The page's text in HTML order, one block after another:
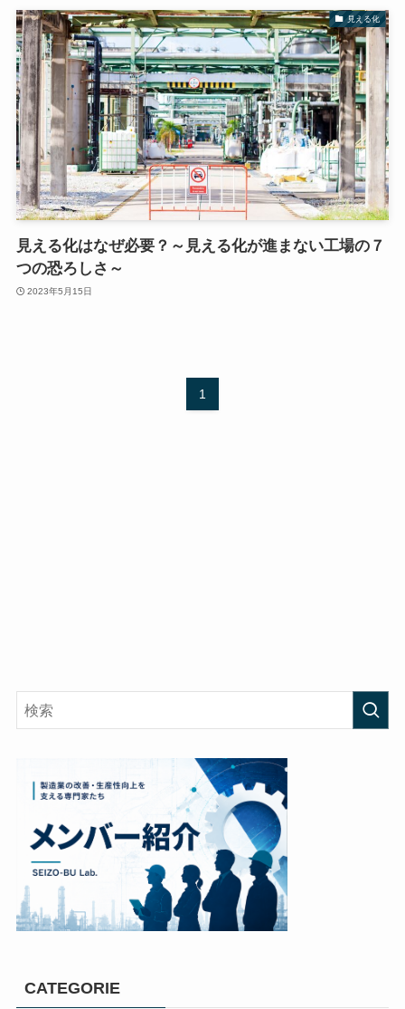
見える化
見える化はなぜ必要？～見える化が進まない工場の７
つの恐ろしさ～
2023年5月15日
1
CATEGORIE